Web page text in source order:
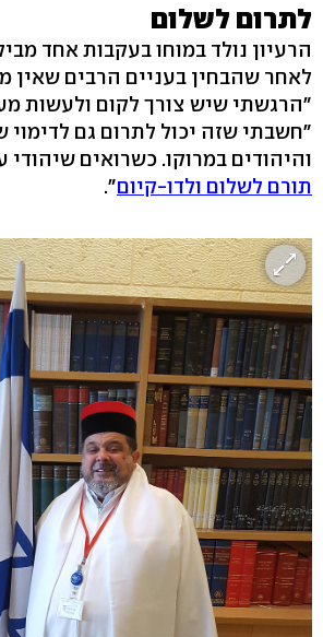
לתרום לשלום
הרעיון נולד במוחו בעקבות אחד
לאחר שהבחין בעניים הרבים שאין
"הרגשתי שיש צורך לקום ולעשות
"חשבתי שזה יכול לתרום גם לדימוי
והיהודים במרוקו. כשרואים
תורם לשלום ולדו-קיום".